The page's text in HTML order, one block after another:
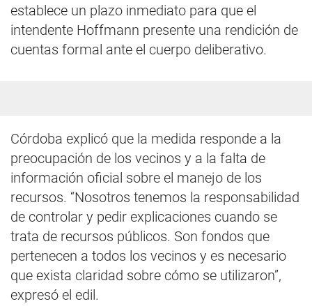
establece un plazo inmediato para que el
intendente Hoffmann presente una rendición de
cuentas formal ante el cuerpo deliberativo.
Córdoba explicó que la medida responde a la
preocupación de los vecinos y a la falta de
información oficial sobre el manejo de los
recursos. “Nosotros tenemos la responsabilidad
de controlar y pedir explicaciones cuando se
trata de recursos públicos. Son fondos que
pertenecen a todos los vecinos y es necesario
que exista claridad sobre cómo se utilizaron”,
expresó el edil.